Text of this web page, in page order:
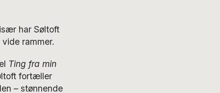
har Søltoft
rammer.
Ting fra min
fortæller
– stønnende